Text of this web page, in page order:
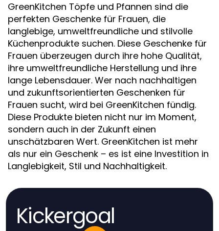
GreenKitchen Töpfe und Pfannen sind die
perfekten Geschenke für Frauen, die
langlebige, umweltfreundliche und stilvolle
Küchenprodukte suchen. Diese Geschenke für
Frauen überzeugen durch ihre hohe Qualität,
ihre umweltfreundliche Herstellung und ihre
lange Lebensdauer. Wer nach nachhaltigen
und zukunftsorientierten Geschenken für
Frauen sucht, wird bei GreenKitchen fündig.
Diese Produkte bieten nicht nur im Moment,
sondern auch in der Zukunft einen
unschätzbaren Wert. GreenKitchen ist mehr
als nur ein Geschenk – es ist eine Investition in
Langlebigkeit, Stil und Nachhaltigkeit.
Kickergoal